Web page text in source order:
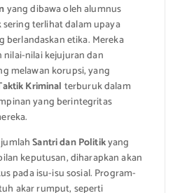
yang dibawa oleh alumnus
terlihat dalam upaya
berlandaskan etika. Mereka
nilai kejujuran dan
melawan korupsi, yang
Kriminal terburuk dalam
yang berintegritas
Santri dan Politikyang
keputusan, diharapkan akan
pada isu-isu sosial. Program-
akar rumput, seperti